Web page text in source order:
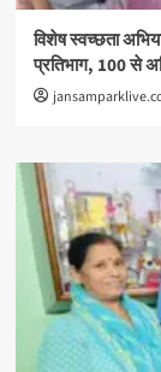
विशेष स्वच्छता
प्रतिभाग, 100 से